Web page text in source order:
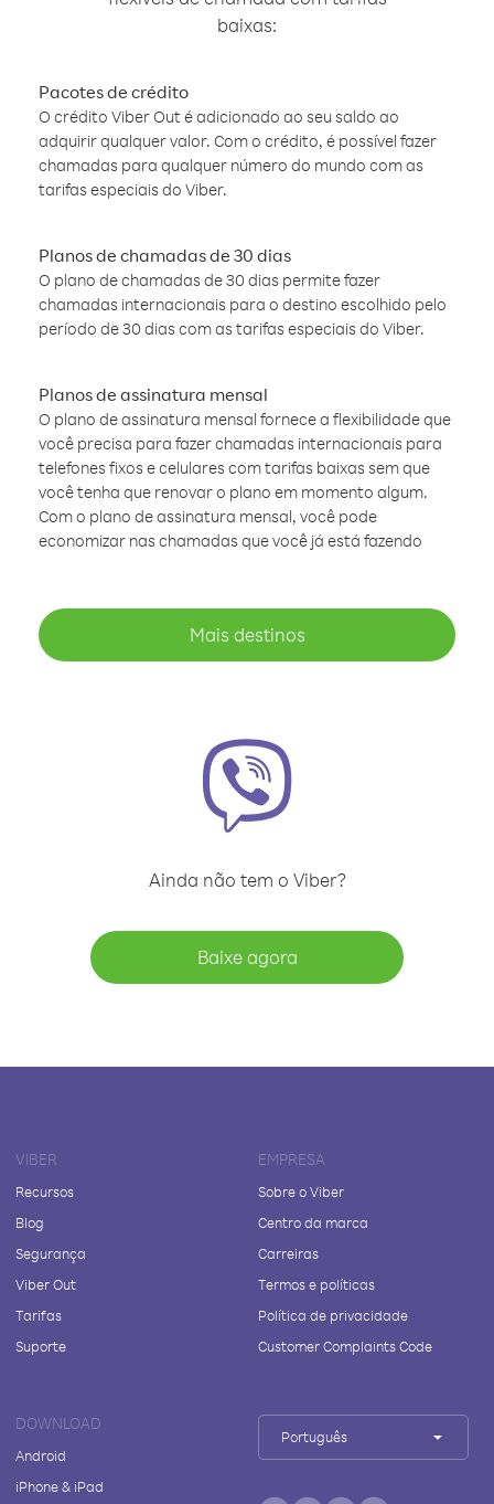
baixas:
Pacotes de crédito
O crédito Viber Out é adicionado ao seu saldo ao
adquirir qualquer valor. Com o crédito, é possível fazer
chamadas para qualquer número do mundo com as
tarifas especiais do Viber.
Planos de chamadas de 30 dias
O plano de chamadas de 30 dias permite fazer
chamadas internacionais para o destino escolhido pelo
período de 30 dias com as tarifas especiais do Viber.
Planos de assinatura mensal
O plano de assinatura mensal fornece a flexibilidade que
você precisa para fazer chamadas internacionais para
telefones fixos e celulares com tarifas baixas sem que
você tenha que renovar o plano em momento algum.
Com o plano de assinatura mensal, você pode
economizar nas chamadas que você já está fazendo
Mais destinos
Ainda não tem o Viber?
Baixe agora
VIBER
Recursos
Blog
Segurança
Viber Out
Tarifas
Suporte
EMPRESA
Sobre o Viber
Centro da marca
Carreiras
Termos e políticas
Política de privacidade
Customer Complaints Code
DOWNLOAD
Android
iPhone & iPad
Português